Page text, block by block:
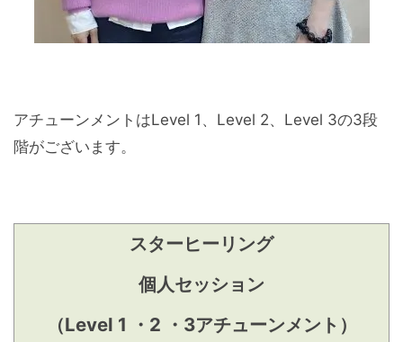
アチューンメントはLevel 1、Level 2、Level 3の3段
階がございます。
スターヒーリング
個人セッション
（Level 1 ・2 ・3アチューンメント）